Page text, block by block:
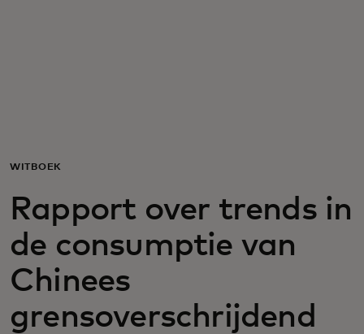
Nieuws en trends
WITBOEK
Rapport over trends in
de consumptie van
Chinees
grensoverschrijdend